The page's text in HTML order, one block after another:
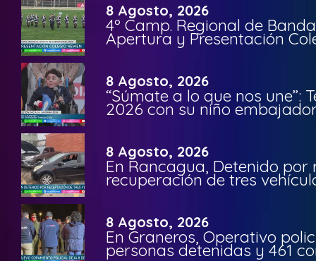
8 Agosto, 2026
4º Camp. Regional de
Apertura y Presentación
8 Agosto, 2026
“Súmate a lo que nos une”:
2026 con su niño
8 Agosto, 2026
En Rancagua, Detenido por
recuperación de tres
8 Agosto, 2026
En Graneros, Operativo
personas detenidas y 461